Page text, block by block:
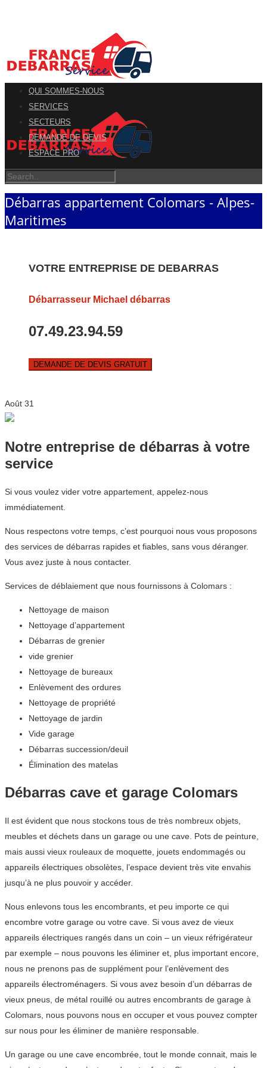
QUI SOMMES-NOUS
SERVICES
SECTEURS
DEMANDE DE DEVIS
ESPACE PRO
Débarras appartement Colomars - Alpes-
Maritimes
VOTRE ENTREPRISE DE DEBARRAS
Débarrasseur Michael débarras
07.49.23.94.59
DEMANDE DE DEVIS GRATUIT
Août 31
Notre entreprise de débarras à votre
service
Si vous voulez vider votre appartement, appelez-nous
immédiatement.
Nous respectons votre temps, c’est pourquoi nous vous proposons
des services de débarras rapides et fiables, sans vous déranger.
Vous avez juste à nous contacter.
Services de déblaiement que nous fournissons à Colomars :
Nettoyage de maison
Nettoyage d’appartement
Débarras de grenier
vide grenier
Nettoyage de bureaux
Enlèvement des ordures
Nettoyage de propriété
Nettoyage de jardin
Vide garage
Débarras succession/deuil
Élimination des matelas
Débarras cave et garage Colomars
Il est évident que nous stockons tous de très nombreux objets,
meubles et déchets dans un garage ou une cave. Pots de peinture,
mais aussi vieux rouleaux de moquette, jouets endommagés ou
appareils électriques obsolètes, l’espace devient très vite envahis
jusqu’à ne plus pouvoir y accéder.
Nous enlevons tous les encombrants, et peu importe ce qui
encombre votre garage ou votre cave. Si vous avez de vieux
appareils électriques rangés dans un coin – un vieux réfrigérateur
par exemple – nous pouvons les éliminer et, plus important encore,
nous ne prenons pas de supplément pour l’enlèvement des
appareils électroménagers. Si vous avez besoin d’un débarras de
vieux pneus, de métal rouillé ou autres encombrants de garage à
Colomars, nous pouvons nous en occuper et vous pouvez compter
sur nous pour les éliminer de manière responsable.
Un garage ou une cave encombrée, tout le monde connait, mais le